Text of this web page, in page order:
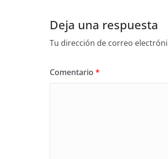
Deja una respuesta
Tu dirección de correo
Comentario *